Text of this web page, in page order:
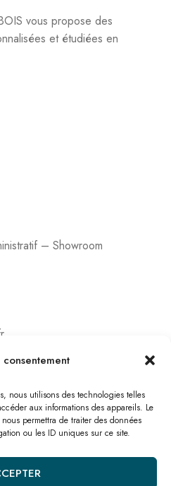
nous utilisons des technologies telles
aux informations des appareils. Le
permettra de traiter des données
ou les ID uniques sur ce site.
vous propose des
et étudiées en
– Showroom